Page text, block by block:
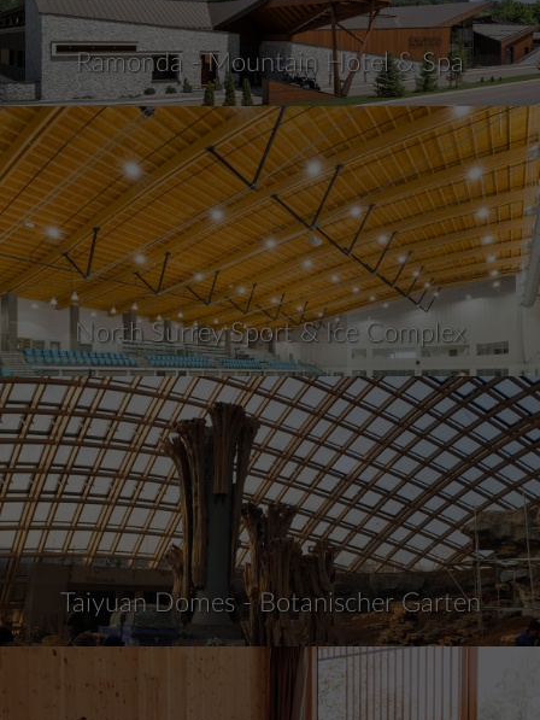
Ramonda - Mountain Hotel & Spa
North Surrey Sport & Ice Complex
Taiyuan Domes - Botanischer Garten